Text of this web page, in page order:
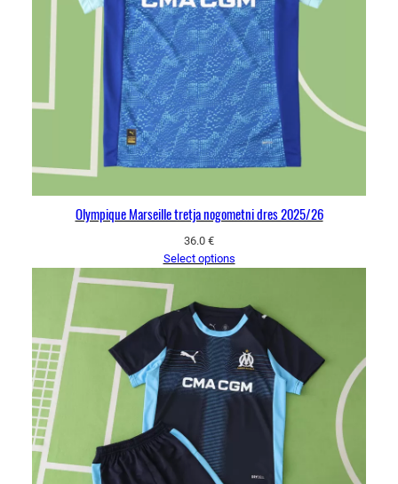
Olympique Marseille tretja nogometni dres 2025/26
36.0 €
Select options